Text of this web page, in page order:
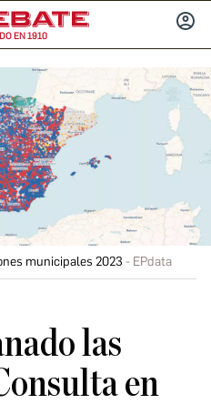
EN 1910
municipales 2023 EPdata
las
en